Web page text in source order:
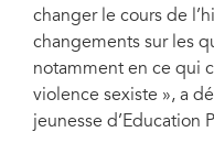
changer le cours de
changements sur les
notamment en ce qui
violence sexiste », a
jeunesse d’Education